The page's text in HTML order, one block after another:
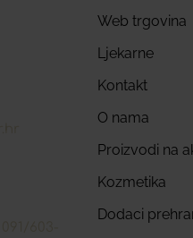
Web trgovina
Ljekarne
Kontakt
O nama
Proizvodi na
Kozmetika
Dodaci